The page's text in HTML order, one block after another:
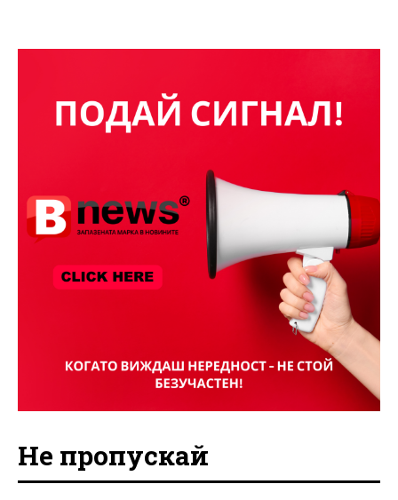
Не пропускай